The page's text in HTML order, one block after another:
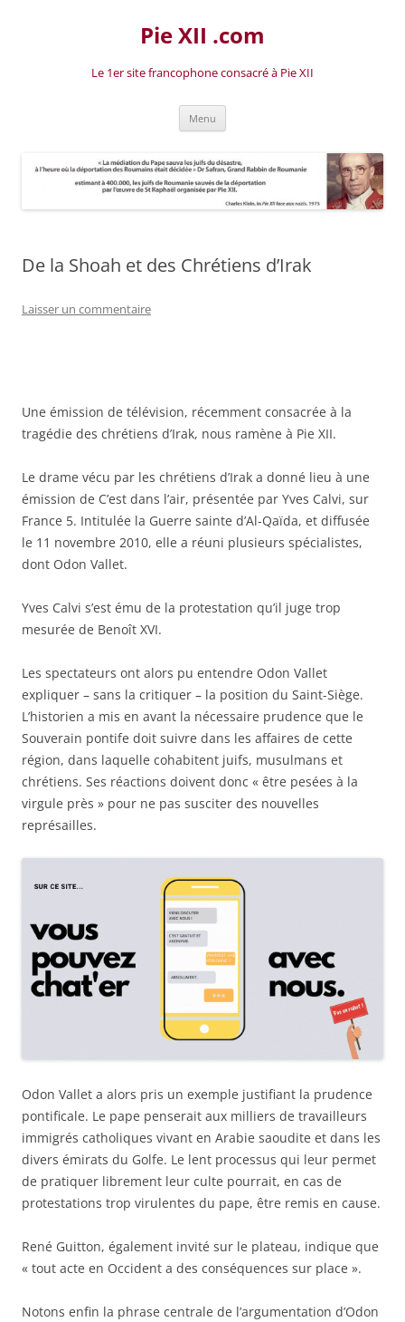
Pie XII .com
Le 1er site francophone consacré à Pie XII
Menu
De la Shoah et des Chrétiens d’Irak
Laisser un commentaire
Une émission de télévision, récemment consacrée à la
tragédie des chrétiens d’Irak, nous ramène à Pie XII.
Le drame vécu par les chrétiens d’Irak a donné lieu à une
émission de C’est dans l’air, présentée par Yves Calvi, sur
France 5. Intitulée la Guerre sainte d’Al-Qaïda, et diffusée
le 11 novembre 2010, elle a réuni plusieurs spécialistes,
dont Odon Vallet.
Yves Calvi s’est ému de la protestation qu’il juge trop
mesurée de Benoît XVI.
Les spectateurs ont alors pu entendre Odon Vallet
expliquer – sans la critiquer – la position du Saint-Siège.
L’historien a mis en avant la nécessaire prudence que le
Souverain pontife doit suivre dans les affaires de cette
région, dans laquelle cohabitent juifs, musulmans et
chrétiens. Ses réactions doivent donc « être pesées à la
virgule près » pour ne pas susciter des nouvelles
représailles.
Odon Vallet a alors pris un exemple justifiant la prudence
pontificale. Le pape penserait aux milliers de travailleurs
immigrés catholiques vivant en Arabie saoudite et dans les
divers émirats du Golfe. Le lent processus qui leur permet
de pratiquer librement leur culte pourrait, en cas de
protestations trop virulentes du pape, être remis en cause.
René Guitton, également invité sur le plateau, indique que
« tout acte en Occident a des conséquences sur place ».
Notons enfin la phrase centrale de l’argumentation d’Odon